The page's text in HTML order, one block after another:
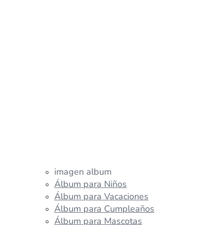
imagen album
Álbum para Niños
Álbum para Vacaciones
Álbum para Cumpleaños
Álbum para Mascotas